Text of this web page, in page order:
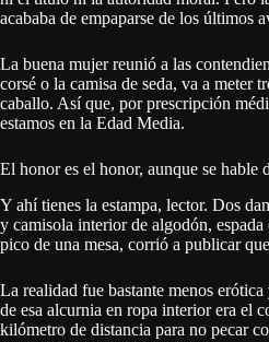
acababa de empaparse de los últimos
La buena mujer reunió a las
corsé o la camisa de seda, va a meter
caballo. Así que, por prescripción
estamos en la Edad Media.
El honor es el honor, aunque se hable
Y ahí tienes la estampa, lector. Dos
y camisola interior de algodón,
pico de una mesa, corrió a publicar
La realidad fue bastante menos
de esa alcurnia en ropa interior era el
kilómetro de distancia para no pecar